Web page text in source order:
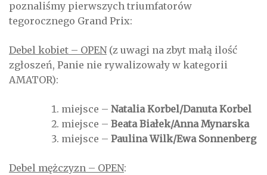
poznaliśmy pierwszych triumfatorów
tegorocznego Grand Prix:
Debel kobiet – OPEN(z uwagi na zbyt małą ilość
zgłoszeń, Panie nie rywalizowały w kategorii
AMATOR):
miejsce – Natalia Korbel/Danuta Korbel
miejsce – Beata Białek/Anna Mynarska
miejsce – Paulina Wilk/Ewa Sonnenberg
Debel mężczyzn – OPEN: